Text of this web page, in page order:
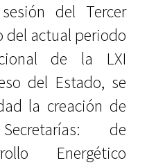
del Tercer
del actual periodo
de la LXI
del Estado, se
la creación de
de
Energético